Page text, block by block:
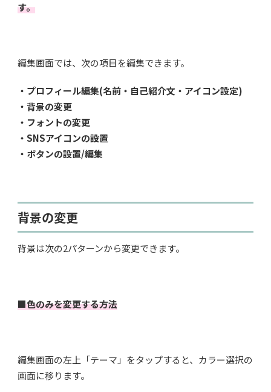
す。
編集画面では、次の項目を編集できます。
・プロフィール編集(名前・自己紹介文・アイコン設定)
・背景の変更
・フォントの変更
・SNSアイコンの設置
・ボタンの設置/編集
背景の変更
背景は次の2パターンから変更できます。
■色のみを変更する方法
編集画面の左上「テーマ」をタップすると、カラー選択の
画面に移ります。